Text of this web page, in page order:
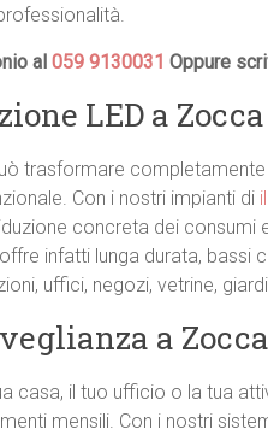
al 059 9130031 Oppure
LED a
trasformare
Con i nostri impianti di
concreta dei consumi
infatti lunga durata, bassi
uffici, negozi, vetrine,
a
casa, il tuo ufficio o la tua
mensili. Con i nostri